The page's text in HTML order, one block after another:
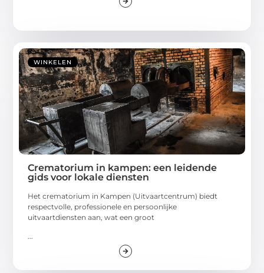
WINKELEN
Crematorium in kampen: een leidende
gids voor lokale diensten
Het crematorium in Kampen (Uitvaartcentrum) biedt
respectvolle, professionele en persoonlijke
uitvaartdiensten aan, wat een groot
...